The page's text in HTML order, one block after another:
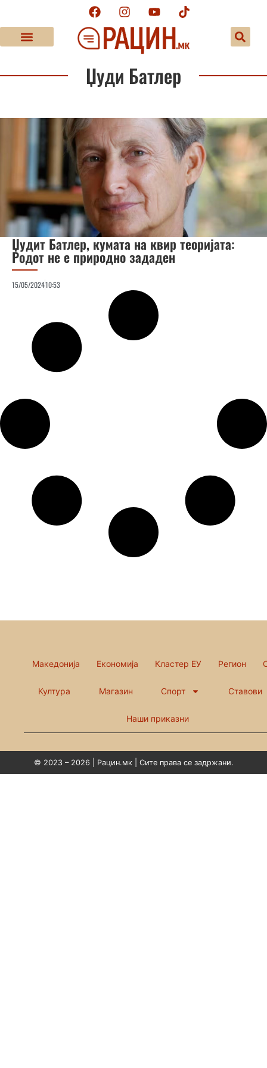
Џуди Батлер
Џудит Батлер, кумата на квир теоријата:
Родот не е природно зададен
15/05/202410:53
Македонија Економија Кластер ЕУ Регион
Култура Магазин Спорт Ставови
Наши приказни
© 2023 – 2026 | Рацин.мк | Сите права се задржани.